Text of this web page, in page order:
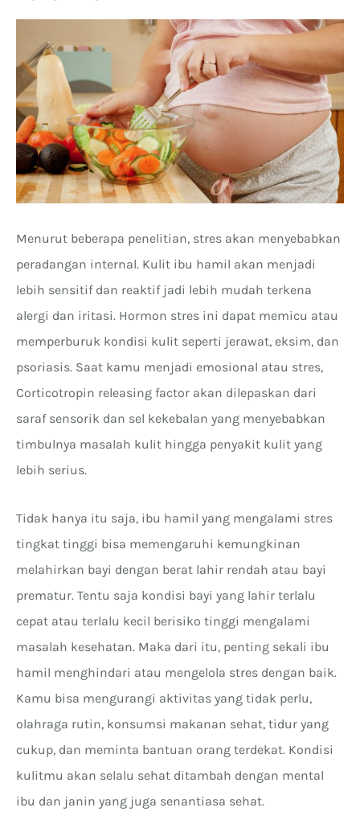
Menurut beberapa penelitian, stres akan menyebabkan
peradangan internal. Kulit ibu hamil akan menjadi
lebih sensitif dan reaktif jadi lebih mudah terkena
alergi dan iritasi. Hormon stres ini dapat memicu atau
memperburuk kondisi kulit seperti jerawat, eksim, dan
psoriasis. Saat kamu menjadi emosional atau stres,
Corticotropin releasing factor akan dilepaskan dari
saraf sensorik dan sel kekebalan yang menyebabkan
timbulnya masalah kulit hingga penyakit kulit yang
lebih serius.
Tidak hanya itu saja, ibu hamil yang mengalami stres
tingkat tinggi bisa memengaruhi kemungkinan
melahirkan bayi dengan berat lahir rendah atau bayi
prematur. Tentu saja kondisi bayi yang lahir terlalu
cepat atau terlalu kecil berisiko tinggi mengalami
masalah kesehatan. Maka dari itu, penting sekali ibu
hamil menghindari atau mengelola stres dengan baik.
Kamu bisa mengurangi aktivitas yang tidak perlu,
olahraga rutin, konsumsi makanan sehat, tidur yang
cukup, dan meminta bantuan orang terdekat. Kondisi
kulitmu akan selalu sehat ditambah dengan mental
ibu dan janin yang juga senantiasa sehat.